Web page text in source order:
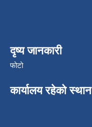
दृष्य जानकारी
फोटो
कार्यालय रहेको स्थान